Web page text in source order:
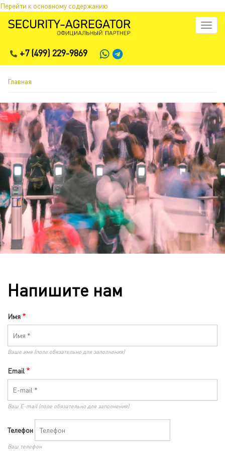
Перейти к основному содержанию
Toggle
+7 (499) 229-9869
Главная
Напишите нам
Имя
Ваше имя (поле обязательно для заполнения)
Email
Ваш E-mail (поле обязательно для заполнения)
Телефон
Ваш телефон